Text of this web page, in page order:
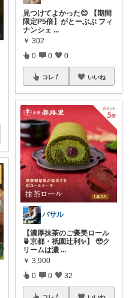
見つけてよかった😊 【期間
限定P5倍】がとーぶぶ フィ
ナンシェ ...
￥ 302
0 0 0
コレ いいね
バサル
【濃厚抹茶のご褒美ロール
🍵京都・祇園辻利✨】 🥹ク
リームは濃 ...
￥ 3,900
0 0 32
コレ いいね